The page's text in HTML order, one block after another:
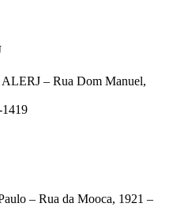
– Rua Dom Manuel,
– Rua da Mooca, 1921 –